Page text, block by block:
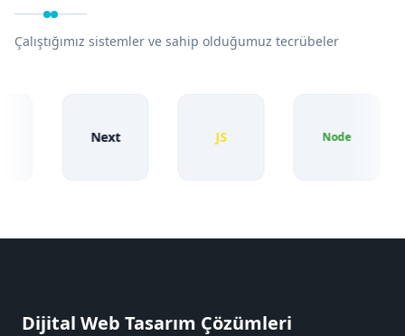
Çalıştığımız sistemler ve sahip olduğumuz tecrübeler
Next JS Node
Dijital Web Tasarım Çözümleri